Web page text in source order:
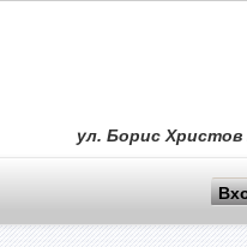
ул. Борис Христов